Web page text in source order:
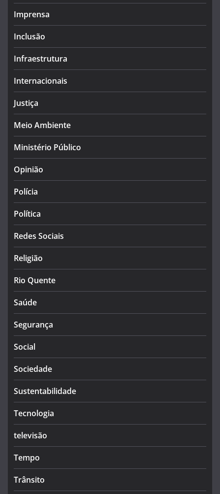
Imprensa
Inclusão
Infraestrutura
Internacionais
Justiça
Meio Ambiente
Ministério Público
Opinião
Polícia
Política
Redes Sociais
Religião
Rio Quente
Saúde
Segurança
Social
Sociedade
Sustentabilidade
Tecnologia
televisão
Tempo
Trânsito